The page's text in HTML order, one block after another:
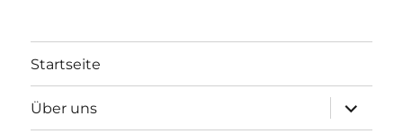
Startseite
Über uns
öffnen